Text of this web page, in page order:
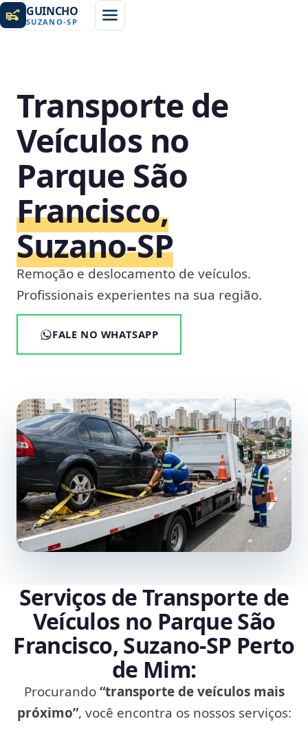
GUINCHO
SUZANO-SP
Transporte de
Veículos no
Parque São
Francisco,
Suzano‑SP
Remoção e deslocamento de veículos.
Profissionais experientes na sua região.
FALE NO WHATSAPP
Serviços de Transporte de
Veículos no Parque São
Francisco, Suzano‑SP Perto
de Mim:
Procurando“transporte de veículos mais
próximo”, você encontra os nossos serviços: